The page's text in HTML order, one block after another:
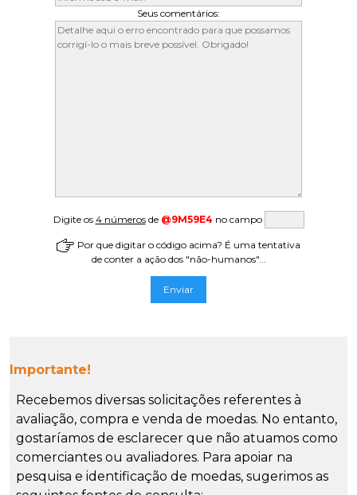
Seus comentários:
Digite os 4 númerosde @9M59E4 no campo
Por que digitar o código acima? É uma tentativa
de conter a ação dos "não-humanos"...
Importante!
Recebemos diversas solicitações referentes à
avaliação, compra e venda de moedas. No entanto,
gostaríamos de esclarecer que não atuamos como
comerciantes ou avaliadores. Para apoiar na
pesquisa e identificação de moedas, sugerimos as